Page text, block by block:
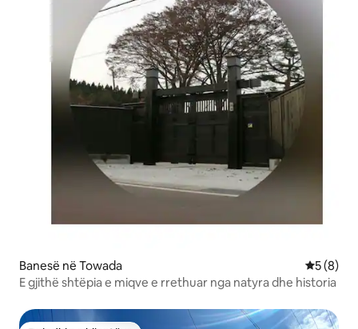
Banesë në Towada
5 (8)
E gjithë shtëpia e miqve e rrethuar nga natyra dhe historia